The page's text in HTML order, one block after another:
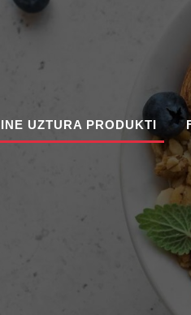
UZTURA PRODUKTI